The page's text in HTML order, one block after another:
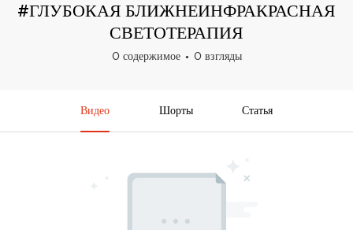
#ГЛУБОКАЯ БЛИЖНЕИНФРАКРАСНАЯ
СВЕТОТЕРАПИЯ
0 содержимое 0 взгляды
Видео Шорты Статья